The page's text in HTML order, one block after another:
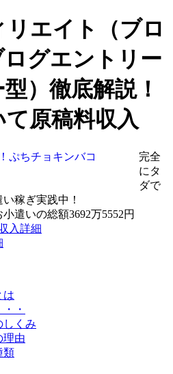
エイト（ブロ
グエントリー
）徹底解説！
原稿料収入
完全
に タ
ダで
稼ぎ実践中！
3692万5552円
入詳細
は
・
しくみ
理由
類